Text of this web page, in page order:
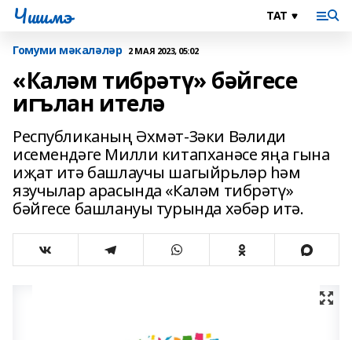
Чишмэ
Гомуми мәкаләләр 2 МАЯ 2023, 05:02
«Каләм тибрәтү» бәйгесе
игълан ителә
Республиканың Әхмәт-Зәки Вәлиди
исемендәге Милли китапханәсе яңа гына
иҗат итә башлаучы шагыйрьләр һәм
язучылар арасында «Каләм тибрәтү»
бәйгесе башлануы турында хәбәр итә.